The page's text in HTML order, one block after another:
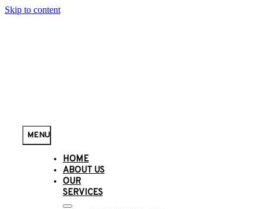
Skip to content
MENU
HOME
ABOUT US
OUR
SERVICES